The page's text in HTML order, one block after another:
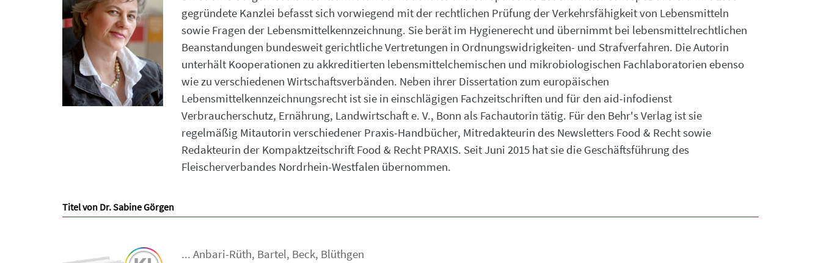
gegründete Kanzlei befasst sich vorwiegend mit der rechtlichen Prüfung der Verkehrsfähigkeit von Lebensmitteln
sowie Fragen der Lebensmittelkennzeichnung. Sie berät im Hygienerecht und übernimmt bei lebensmittelrechtlichen
Beanstandungen bundesweit gerichtliche Vertretungen in Ordnungswidrigkeiten- und Strafverfahren. Die Autorin
unterhält Kooperationen zu akkreditierten lebensmittelchemischen und mikrobiologischen Fachlaboratorien ebenso
wie zu verschiedenen Wirtschaftsverbänden. Neben ihrer Dissertation zum europäischen
Lebensmittelkennzeichnungsrecht ist sie in einschlägigen Fachzeitschriften und für den aid-infodienst
Verbraucherschutz, Ernährung, Landwirtschaft e. V., Bonn als Fachautorin tätig. Für den Behr's Verlag ist sie
regelmäßig Mitautorin verschiedener Praxis-Handbücher, Mitredakteurin des Newsletters Food & Recht sowie
Redakteurin der Kompaktzeitschrift Food & Recht PRAXIS. Seit Juni 2015 hat sie die Geschäftsführung des
Fleischerverbandes Nordrhein-Westfalen übernommen.
Titel von Dr. Sabine Görgen
... Anbari-Rüth, Bartel, Beck, Blüthgen